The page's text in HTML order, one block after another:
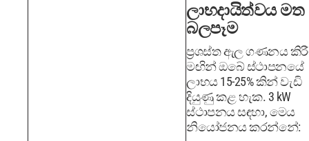
ලාභදායිත්වය මත
බලපෑම
ප්‍රශස්ත ඇල ගණනය
මඟින් ඔබේ ස්ථාපනයේ
ලාභය 15-25% කින් වැඩි
දියුණු කළ හැක. 3 kW
ස්ථාපනය සඳහා, මෙය
නියෝජනය කරන්නේ: